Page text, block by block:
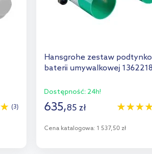
(3)
Hansgrohe zestaw
baterii umywalkowej
Dostępność: 24h!
635,85 zł
Cena katalogowa: 1 537,50 zł